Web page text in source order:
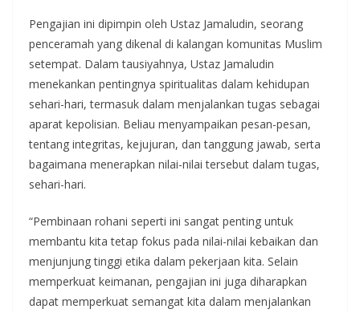
Pengajian ini dipimpin oleh Ustaz Jamaludin, seorang
penceramah yang dikenal di kalangan komunitas Muslim
setempat. Dalam tausiyahnya, Ustaz Jamaludin
menekankan pentingnya spiritualitas dalam kehidupan
sehari-hari, termasuk dalam menjalankan tugas sebagai
aparat kepolisian. Beliau menyampaikan pesan-pesan,
tentang integritas, kejujuran, dan tanggung jawab, serta
bagaimana menerapkan nilai-nilai tersebut dalam tugas,
sehari-hari.
“Pembinaan rohani seperti ini sangat penting untuk
membantu kita tetap fokus pada nilai-nilai kebaikan dan
menjunjung tinggi etika dalam pekerjaan kita. Selain
memperkuat keimanan, pengajian ini juga diharapkan
dapat memperkuat semangat kita dalam menjalankan